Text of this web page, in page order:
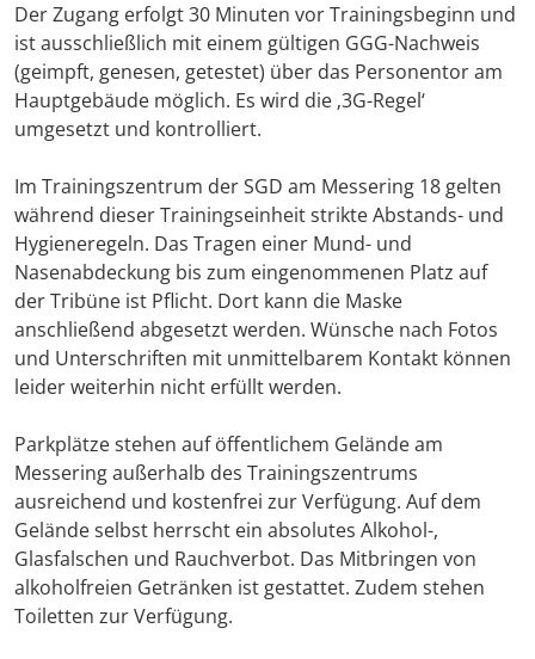
Der Zugang erfolgt 30 Minuten vor Trainingsbeginn und
ist ausschließlich mit einem gültigen GGG-Nachweis
(geimpft, genesen, getestet) über das Personentor am
Hauptgebäude möglich. Es wird die ‚3G-Regel‘
umgesetzt und kontrolliert.
Im Trainingszentrum der SGD am Messering 18 gelten
während dieser Trainingseinheit strikte Abstands- und
Hygieneregeln. Das Tragen einer Mund- und
Nasenabdeckung bis zum eingenommenen Platz auf
der Tribüne ist Pflicht. Dort kann die Maske
anschließend abgesetzt werden. Wünsche nach Fotos
und Unterschriften mit unmittelbarem Kontakt können
leider weiterhin nicht erfüllt werden.
Parkplätze stehen auf öffentlichem Gelände am
Messering außerhalb des Trainingszentrums
ausreichend und kostenfrei zur Verfügung. Auf dem
Gelände selbst herrscht ein absolutes Alkohol-,
Glasfalschen und Rauchverbot. Das Mitbringen von
alkoholfreien Getränken ist gestattet. Zudem stehen
Toiletten zur Verfügung.